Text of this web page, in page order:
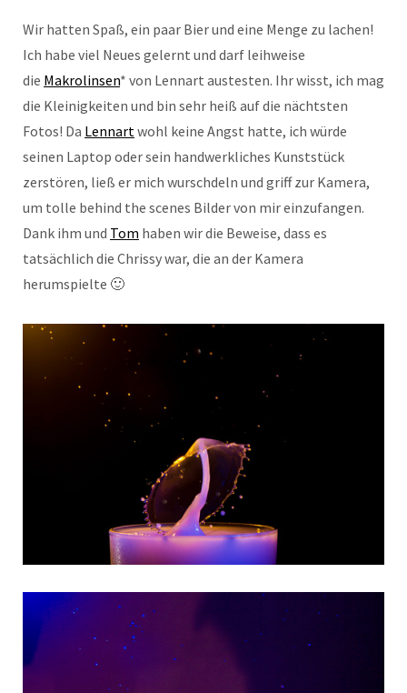
Wir hatten Spaß, ein paar Bier und eine Menge zu lachen!
Ich habe viel Neues gelernt und darf leihweise
die Makrolinsen* von Lennart austesten. Ihr wisst, ich mag
die Kleinigkeiten und bin sehr heiß auf die nächtsten
Fotos! Da Lennart wohl keine Angst hatte, ich würde
seinen Laptop oder sein handwerkliches Kunststück
zerstören, ließ er mich wurschdeln und griff zur Kamera,
um tolle behind the scenes Bilder von mir einzufangen.
Dank ihm und Tom haben wir die Beweise, dass es
tatsächlich die Chrissy war, die an der Kamera
herumspielte 🙂